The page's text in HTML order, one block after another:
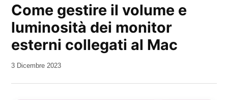
Come gestire il volume e
luminosità dei monitor
esterni collegati al Mac
da
3 Dicembre 2023